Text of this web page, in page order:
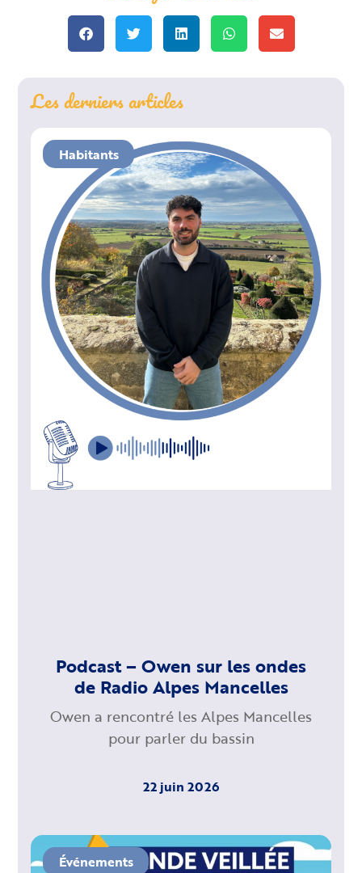
Les derniers articles
Habitants
Podcast – Owen sur les ondes
de Radio Alpes Mancelles
Owen a rencontré les Alpes Mancelles
pour parler du bassin
22 juin 2026
Événements